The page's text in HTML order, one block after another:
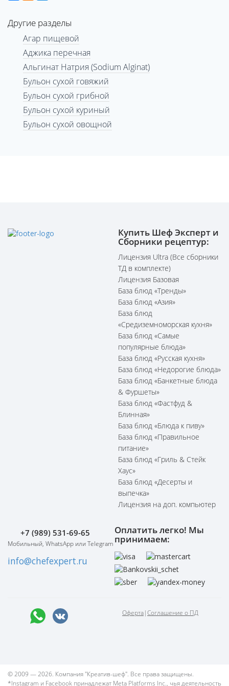
Другие разделы
Агар пищевой
Аджика перечная
Альгинат Натрия (Sodium Alginat)
Бульон сухой говяжий
Бульон сухой грибной
Бульон сухой куриный
Бульон сухой овощной
Купить Шеф Эксперт и
Сборники рецептур:
Лицензия Ultra (Все сборники
ТД в комплекте)
Лицензия Базовая
База блюд «Тренды»
База блюд «Азия»
База блюд
«Средиземноморская кухня»
База блюд «Самые
популярные блюда»
База блюд «Русская кухня»
База блюд «Недорогие блюда»
База блюд «Банкетные блюда
& Фуршеты»
База блюд «Фастфуд &
Блинная»
База блюд «Блюда к пиву»
База блюд «Правильное
питание»
База блюд «Гриль & Стейк
Хаус»
База блюд «Десерты и
выпечка»
Лицензия на доп. компьютер
+7 (989) 531-69-65
Мобильный, WhatsApp или Telegram
info@chefexpert.ru
Оплатить легко! Мы
принимаем:
Оферта|Соглашение о ПД
© 2009 — 2026. Компания "Креатив-шеф". Все права защищены.
*Instagram и Facebook принадлежат Meta Platforms Inc., чья деятельность